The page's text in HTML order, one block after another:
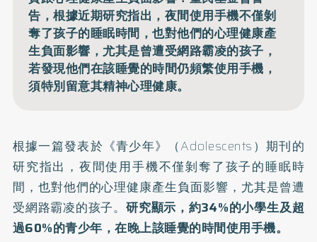
告，根據近期研究指出，夜間使用手機不僅剝
奪了孩子的睡眠時間，也對他們的心理健康產
生負面影響，尤其是曾遭受網路霸凌的孩子，
若發現他們在該睡覺的時間仍頻繁使用手機，
須特別留意其精神心理健康。
根據一篇發表於《青少年》（Adolescents）期刊的
研究指出，夜間使用手機不僅剝奪了孩子的睡眠時
間，也對他們的心理健康產生負面影響，尤其是曾遭
受網路霸凌的孩子。研究顯示，約34%的小學生及超
過60%的青少年，在晚上該睡覺的時間使用手機。